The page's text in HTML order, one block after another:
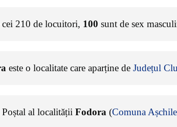
210 de locuitori, 100 sunt de sex
este o localitate care aparține de Județul
al localității Fodora (Comuna